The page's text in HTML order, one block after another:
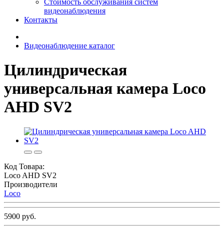
Стоимость обслуживания систем
видеонаблюдения
Контакты
Видеонаблюдение каталог
Цилиндрическая
универсальная камера Loco
AHD SV2
Код Товара:
Loco AHD SV2
Производители
Loco
5900 руб.